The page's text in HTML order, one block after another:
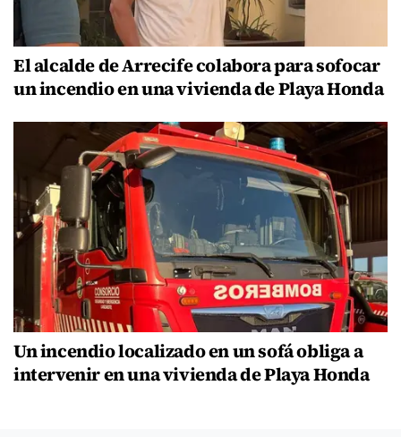
El alcalde de Arrecife colabora para sofocar
un incendio en una vivienda de Playa Honda
Un incendio localizado en un sofá obliga a
intervenir en una vivienda de Playa Honda